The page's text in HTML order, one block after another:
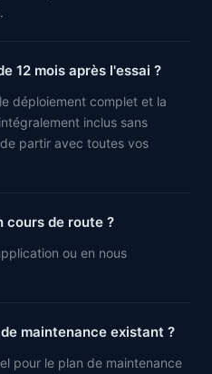
12 mois après l'essai ?
déploiement complet et la
inclus sans
partir avec toutes vos
cours de route ?
ou en nous
maintenance existant ?
pour le plan de maintenance